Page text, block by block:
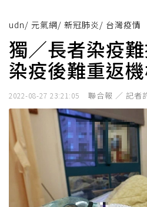
udn/ 元氣網/ 新冠肺炎 / 台灣疫情
獨／長者染疫
染疫後難重返
2022-08-27 23:21:05 聯合報 ／ 記者